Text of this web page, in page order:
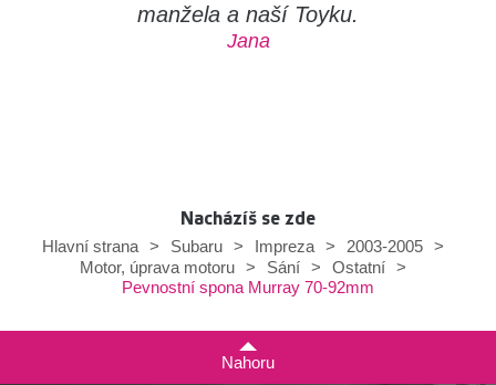
manžela a naší Toyku.
Jana
Nacházíš se zde
Hlavní strana
> Subaru > Impreza > 2003-2005
>
Motor, úprava motoru
> Sání > Ostatní
>
Pevnostní spona Murray 70-92mm
Nahoru